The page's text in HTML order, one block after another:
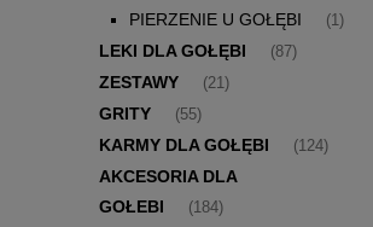
PIERZENIE U GOŁĘBI (1)
LEKI DLA GOŁĘBI (87)
ZESTAWY (21)
GRITY (55)
KARMY DLA GOŁĘBI (124)
AKCESORIA DLA
GOŁEBI
(184)